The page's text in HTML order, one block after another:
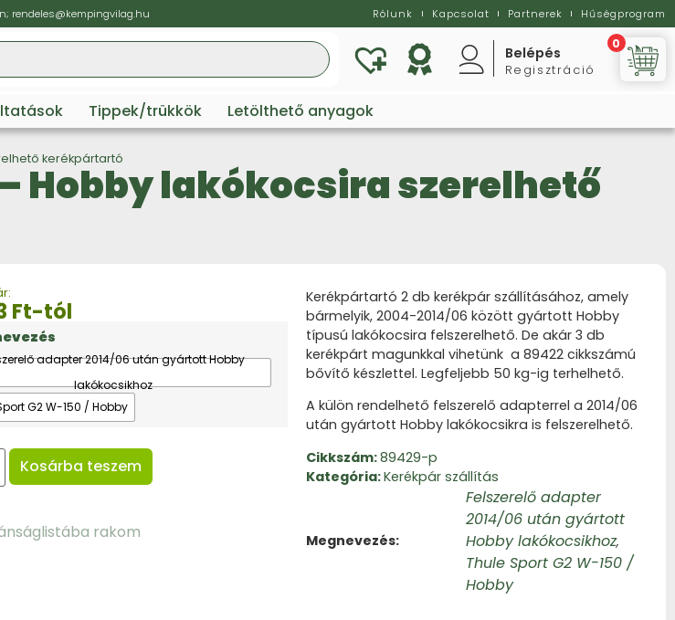
rendeles@kempingvilag.hu Rólunk Kapcsolat Partnerek Hűségprogram
Belépés
Regisztráció
0
Tippek/trükkök Letölthető anyagok
kerékpártartó
Hobby lakókocsira szerelhető
Ft-tól
adapter 2014/06 után gyártott Hobby
lakókocsikhoz
G2 W-150 / Hobby
Kosárba teszem
rakom
Kerékpártartó 2 db kerékpár szállításához, amely
bármelyik, 2004-2014/06 között gyártott Hobby
típusú lakókocsira felszerelhető. De akár 3 db
kerékpárt magunkkal vihetünk a 89422 cikkszámú
bővítő készlettel. Legfeljebb 50 kg-ig terhelhető.
A külön rendelhető felszerelő adapterrel a 2014/06
után gyártott Hobby lakókocsikra is felszerelhető.
Cikkszám:89429-p
Kategória:Kerékpár szállítás
Megnevezés
Felszerelő adapter
2014/06 után gyártott
Hobby lakókocsikhoz,
Thule Sport G2 W-150 /
Hobby